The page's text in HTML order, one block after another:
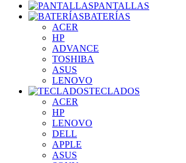
PANTALLAS
BATERÍAS
ACER
HP
ADVANCE
TOSHIBA
ASUS
LENOVO
TECLADOS
ACER
HP
LENOVO
DELL
APPLE
ASUS